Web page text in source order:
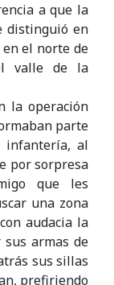
a que la
distinguió en
en el norte de
valle de la
la operación
parte
infantería, al
por sorpresa
que les
una zona
audacia la
armas de
sus sillas
prefiriendo